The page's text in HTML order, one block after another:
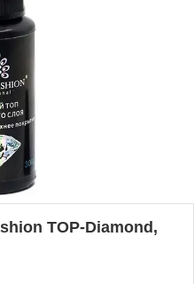
TOP-Diamond,